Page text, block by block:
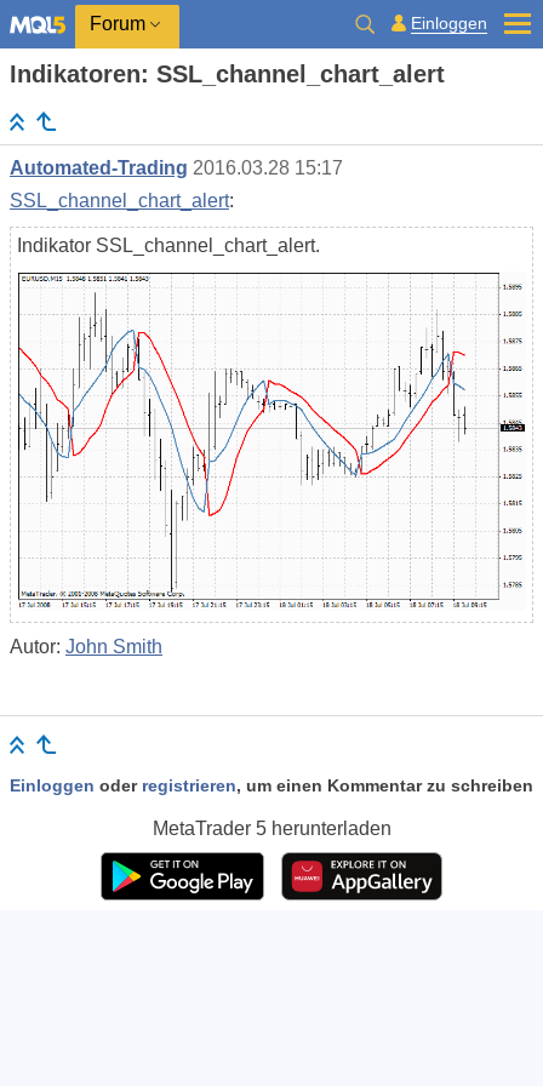
Forum Einloggen
Indikatoren: SSL_channel_chart_alert
Automated-Trading 2016.03.28 15:17
SSL_channel_chart_alert:
Indikator SSL_channel_chart_alert.
Autor: John Smith
Einloggen oder registrieren, um einen Kommentar zu schreiben
MetaTrader 5herunterladen